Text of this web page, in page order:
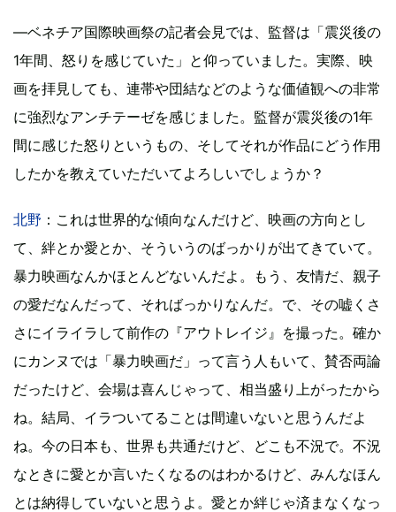
―ベネチア国際映画祭の記者会見では、監督は「震災後の
1年間、怒りを感じていた」と仰っていました。実際、映
画を拝見しても、連帯や団結などのような価値観への非常
に強烈なアンチテーゼを感じました。監督が震災後の1年
間に感じた怒りというもの、そしてそれが作品にどう作用
したかを教えていただいてよろしいでしょうか？
北野 ：これは世界的な傾向なんだけど、映画の方向とし
て、絆とか愛とか、そういうのばっかりが出てきていて。
暴力映画なんかほとんどないんだよ。もう、友情だ、親子
の愛だなんだって、そればっかりなんだ。で、その嘘くさ
さにイライラして前作の『アウトレイジ』を撮った。確か
にカンヌでは「暴力映画だ」って言う人もいて、賛否両論
だったけど、会場は喜んじゃって、相当盛り上がったから
ね。結局、イラついてることは間違いないと思うんだよ
ね。今の日本も、世界も共通だけど、どこも不況で。不況
なときに愛とか言いたくなるのはわかるけど、みんなほん
とは納得していないと思うよ。愛とか絆じゃ済まなくなっ